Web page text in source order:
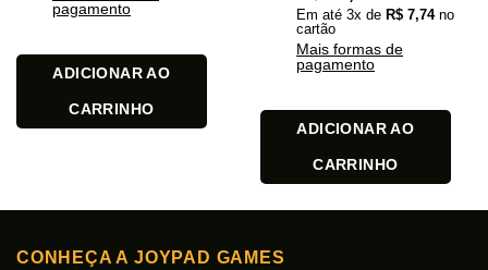
pagamento
ADICIONAR AO
CARRINHO
Em até 3x de R$ 7,74no
cartão
Mais formas de
pagamento
ADICIONAR AO
CARRINHO
CONHEÇA A JOYPAD GAMES